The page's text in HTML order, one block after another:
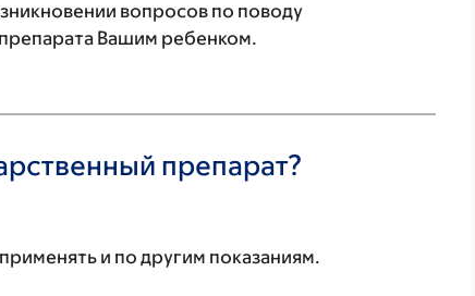
вопросов по поводу
Вашим ребенком.
препарат?
и по другим показаниям.